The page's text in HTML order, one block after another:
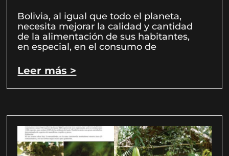
Bolivia, al igual que todo el planeta,
necesita mejorar la calidad y cantidad
de la alimentación de sus habitantes,
en especial, en el consumo de
Leer más >